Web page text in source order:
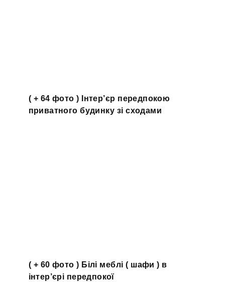
( + 64 фото ) Інтер’єр передпокою
приватного будинку зі сходами
( + 60 фото ) Білі меблі ( шафи ) в
інтер’єрі передпокої